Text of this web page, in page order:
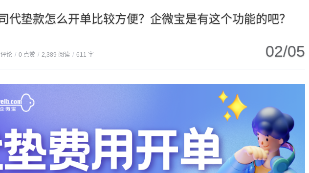
代垫款怎么开单比较方便？企微宝是有这个功能的吧？
论 / 0 点赞 / 2,389 阅读 / 611 字 02/05